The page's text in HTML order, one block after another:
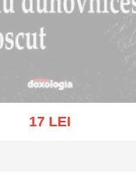
17 LEI